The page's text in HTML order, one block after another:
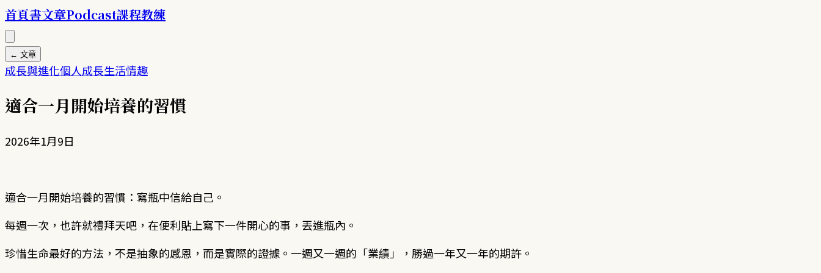
首頁書文章Podcast課程教練
← 文章
成長與進化個人成長生活情趣
適合一月開始培養的習慣
2026年1月9日
適合一月開始培養的習慣：寫瓶中信給自己。
每週一次，也許就禮拜天吧，在便利貼上寫下一件開心的事，丟進瓶內。
珍惜生命最好的方法，不是抽象的感恩，而是實際的證據。一週又一週的「業績」，勝過一年又一年的期許。